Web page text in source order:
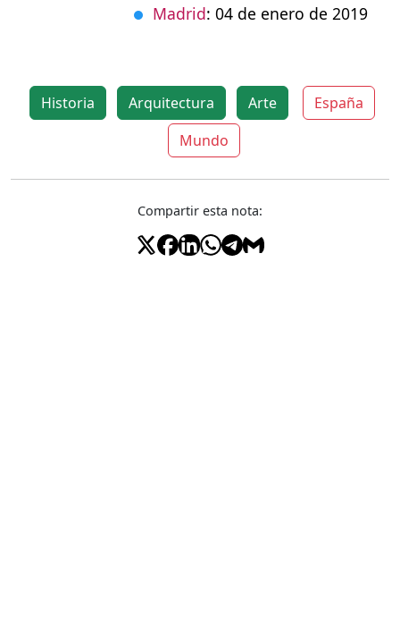
Madrid: 04 de enero de 2019
Historia Arquitectura Arte
España
Mundo
Compartir esta nota: